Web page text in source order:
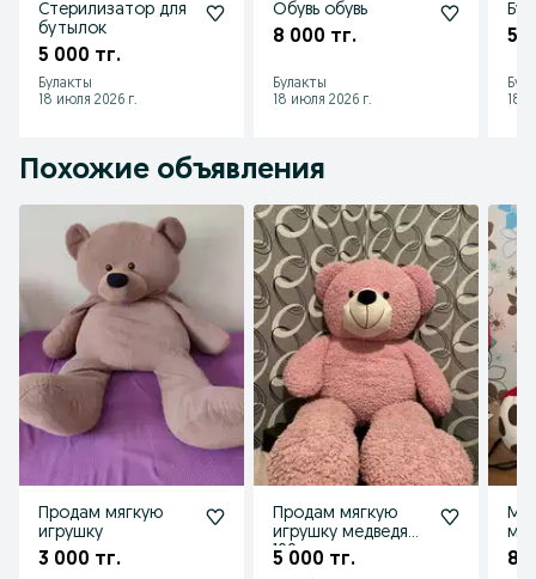
Стерилизатор для
бутылок
5 000 тг.
Булакты
18 июля 2026 г.
Обувь обувь
8 000 тг.
Булакты
18 июля 2026 г.
5
18
Похожие объявления
Продам мягкую
игрушку
3 000 тг.
Продам мягкую
игрушку медведя
100 см
5 000 тг. 8